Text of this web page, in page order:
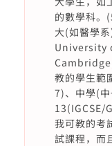
的數學科。
大(如醫學
University
教的學生範
7)、中學(
13(IGCSE/
我可教的考
試課程，而